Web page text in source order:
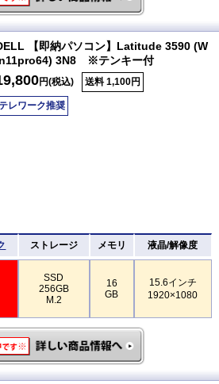
【即納パソコン】Latitude 3590 (W
3N8 ※テンキー付
円(税込) 送料 1,100円
レワーク推奨
ストレージ メモリ 液晶/解像度
SSD
256GB
M.2
16
GB
15.6インチ
1920×1080